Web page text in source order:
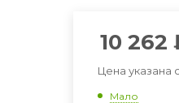
10 262
Цена указана
Мало